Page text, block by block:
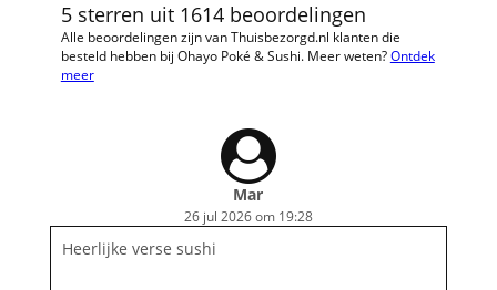
5 sterren uit 1614 beoordelingen
Alle beoordelingen zijn van Thuisbezorgd.nl klanten die
besteld hebben bij Ohayo Poké & Sushi. Meer weten?Ontdek
meer
Mar
26 jul 2026 om 19:28
Heerlijke verse sushi